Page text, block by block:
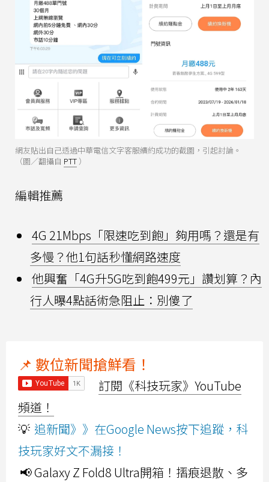
網友貼出自己透過中華電信文字客服續約成功的截圖，引起討論。
（圖／翻攝自 PTT ）
編輯推薦
4G 21Mbps「限速吃到飽」夠用嗎？還是有
多慢？他1句話秒懂網路速度
他興奮「4G升5G吃到飽499元」讚划算？內
行人曝4點話術急阻止：別傻了
📌 數位新聞搶鮮看！
訂閱《科技玩家》YouTube
頻道！
💡 追新聞》》在Google News按下追蹤，科
技玩家好文不漏接！
📢 Galaxy Z Fold8 Ultra開箱！摺痕退散、多